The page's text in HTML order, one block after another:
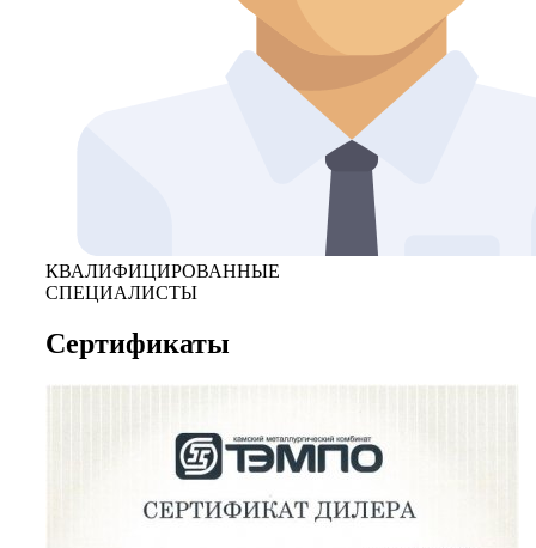
КВАЛИФИЦИРОВАННЫЕ
СПЕЦИАЛИСТЫ
Сертификаты